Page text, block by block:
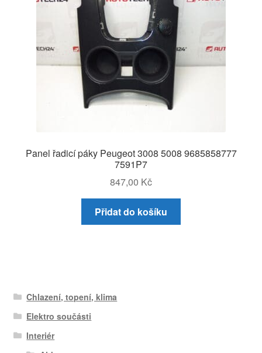
Panel řadicí páky Peugeot 3008 5008 9685858777
7591P7
847,00 Kč
Přidat do košíku
Chlazení, topení, klima
Elektro součásti
Interiér